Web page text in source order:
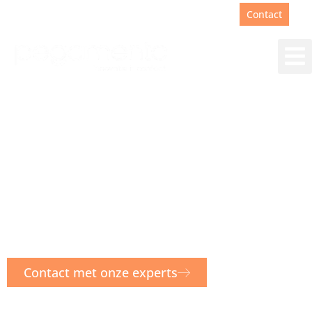
Contact
Contact met onze experts